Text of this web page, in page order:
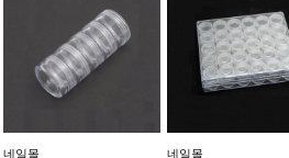
네일몰 네일몰